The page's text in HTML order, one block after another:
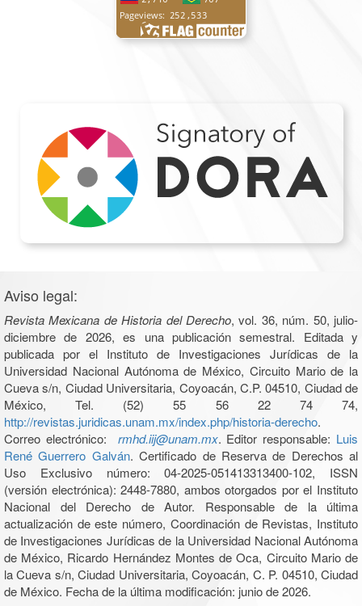
Aviso legal:
Revista Mexicana de Historia del Derecho, vol. 36, núm. 50, julio-
diciembre de 2026, es una publicación semestral. Editada y
publicada por el Instituto de Investigaciones Jurídicas de la
Universidad Nacional Autónoma de México, Circuito Mario de la
Cueva s/n, Ciudad Universitaria, Coyoacán, C.P. 04510, Ciudad de
México, Tel. (52) 55 56 22 74 74,
http://revistas.juridicas.unam.mx/index.php/historia-derecho.
Correo electrónico:
rmhd.iij@unam.mx. Editor responsable: Luis
René Guerrero Galván. Certificado de Reserva de Derechos al
Uso Exclusivo número: 04-2025-051413313400-102, ISSN
(versión electrónica): 2448-7880, ambos otorgados por el Instituto
Nacional del Derecho de Autor. Responsable de la última
actualización de este número, Coordinación de Revistas, Instituto
de Investigaciones Jurídicas de la Universidad Nacional Autónoma
de México, Ricardo Hernández Montes de Oca, Circuito Mario de
la Cueva s/n, Ciudad Universitaria, Coyoacán, C. P. 04510, Ciudad
de México. Fecha de la última modificación: junio de 2026.